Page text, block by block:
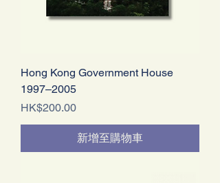
Hong Kong Government House
1997–2005
價格
HK$200.00
新增至購物車